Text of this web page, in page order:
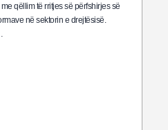
qëllim të rritjes së përfshirjes së
në sektorin e drejtësisë.